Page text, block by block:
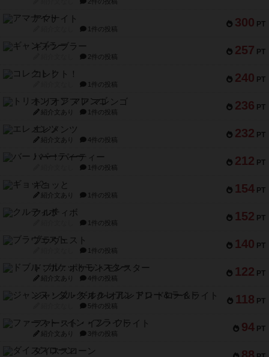
300 PT
アマナイト
1件の投稿
257 PT
ギャンブラー
2件の投稿
240 PT
コレクト！
1件の投稿
236 PT
トリオンフ ア マレンゴ
紹介文あり 1件の投稿
232 PT
エレメンツ
紹介文あり 4件の投稿
212 PT
バー！パーティー
1件の投稿
154 PT
ギョッと
紹介文あり 1件の投稿
152 PT
クルティボ
1件の投稿
140 PT
ブラヴェスト
1件の投稿
122 PT
ドブル：ポケットモンスター
紹介文あり 4件の投稿
118 PT
ジャンヌ・ダルク-オルレアン ドロー＆ライト
5件の投稿
94 PT
ファースト・イン・フライト
紹介文あり 3件の投稿
ダイススローン